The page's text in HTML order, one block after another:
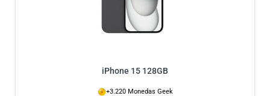
iPhone 15 128GB
+3.220 Monedas Geek